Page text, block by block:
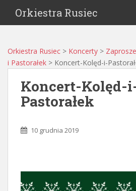
Orkiestra Rusiec
Orkiestra Rusiec > Koncerty >
i Pastorałek > Koncert-Kolęd-i-
Koncert-Kolęd-
Pastorałek
10 grudnia 2019